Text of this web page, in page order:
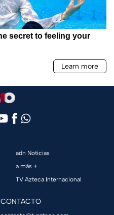
adn Noticias
a más +
TV Azteca Internacional
CONTACTO